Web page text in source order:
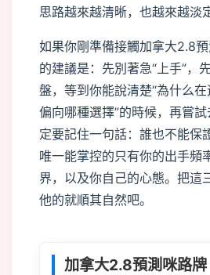
思路越來越清晰，也越來越淡
如果你剛準備接觸加拿大2.8
的建議是：先別著急“上手”，
盤，等到你能說清楚“為什么
偏向哪種選擇”的時候，再嘗
定要記住一句話：誰也不能保
唯一能掌控的只有你的出手頻
界，以及你自己的心態。把這
他的就順其自然吧。
加拿大2.8預測咪路